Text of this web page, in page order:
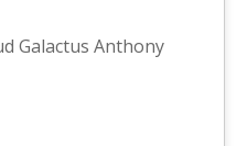
Galactus Anthony